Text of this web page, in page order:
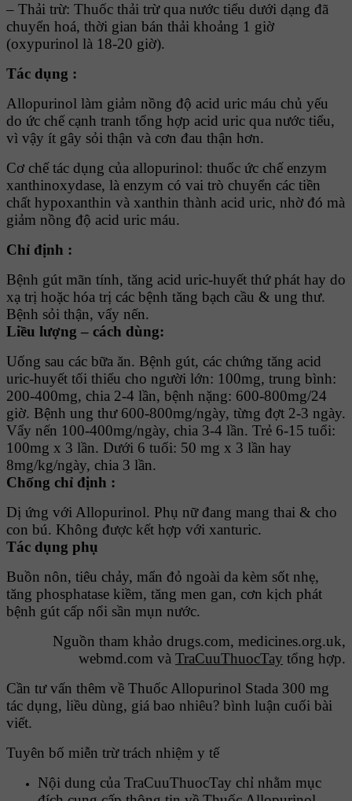
– Thải trừ: Thuốc thải trừ qua nước tiểu dưới dạng đã
chuyển hoá, thời gian bán thải khoảng 1 giờ
(oxypurinol là 18-20 giờ).
Tác dụng :
Allopurinol làm giảm nồng độ acid uric máu chủ yếu
do ức chế cạnh tranh tổng hợp acid uric qua nước tiểu,
vì vậy ít gây sỏi thận và cơn đau thận hơn.
Cơ chế tác dụng của allopurinol: thuốc ức chế enzym
xanthinoxydase, là enzym có vai trò chuyển các tiền
chất hypoxanthin và xanthin thành acid uric, nhờ đó mà
giảm nồng độ acid uric máu.
Chỉ định :
Bệnh gút mãn tính, tăng acid uric-huyết thứ phát hay do
xạ trị hoặc hóa trị các bệnh tăng bạch cầu & ung thư.
Bệnh sỏi thận, vẩy nến.
Liều lượng – cách dùng:
Uống sau các bữa ăn. Bệnh gút, các chứng tăng acid
uric-huyết tối thiểu cho người lớn: 100mg, trung bình:
200-400mg, chia 2-4 lần, bệnh nặng: 600-800mg/24
giờ. Bệnh ung thư 600-800mg/ngày, từng đợt 2-3 ngày.
Vẩy nến 100-400mg/ngày, chia 3-4 lần. Trẻ 6-15 tuổi:
100mg x 3 lần. Dưới 6 tuổi: 50 mg x 3 lần hay
8mg/kg/ngày, chia 3 lần.
Chống chỉ định :
Dị ứng với Allopurinol. Phụ nữ đang mang thai & cho
con bú. Không được kết hợp với xanturic.
Tác dụng phụ
Buồn nôn, tiêu chảy, mẩn đỏ ngoài da kèm sốt nhẹ,
tăng phosphatase kiềm, tăng men gan, cơn kịch phát
bệnh gút cấp nổi sần mụn nước.
Nguồn tham khảo drugs.com, medicines.org.uk,
webmd.com và TraCuuThuocTay tổng hợp.
Cần tư vấn thêm về Thuốc Allopurinol Stada 300 mg
tác dụng, liều dùng, giá bao nhiêu? bình luận cuối bài
viết.
Tuyên bố miễn trừ trách nhiệm y tế
Nội dung của TraCuuThuocTay chỉ nhằm mục